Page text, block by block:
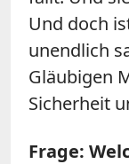
Und doch
unendlich
Gläubigen
Sicherheit
Frage: